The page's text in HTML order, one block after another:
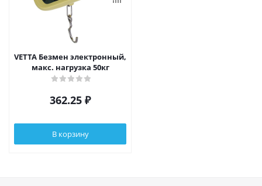
VETTA Безмен электронный,
макс. нагрузка 50кг
362.25 ₽
В корзину